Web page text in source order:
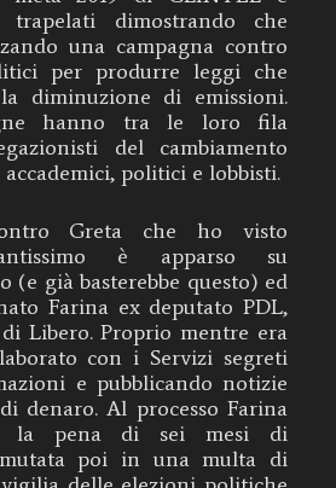
trapelati dimostrando che
una campagna contro
per produrre leggi che
diminuzione di emissioni.
hanno tra le loro fila
del cambiamento
politici e lobbisti.
Greta che ho visto
è apparso su
(e già basterebbe questo) ed
Farina ex deputato PDL,
Libero. Proprio mentre era
con i Servizi segreti
e pubblicando notizie
denaro. Al processo Farina
la pena di sei mesi di
poi in una multa di